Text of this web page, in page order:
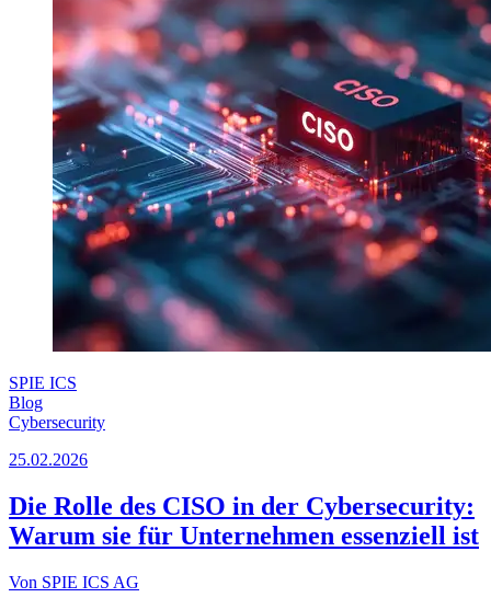
SPIE ICS
Blog
Cybersecurity
25.02.2026
Die Rolle des CISO in der Cybersecurity:
Warum sie für Unternehmen essenziell ist
Von SPIE ICS AG